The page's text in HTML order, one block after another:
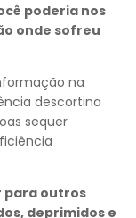
poderia nos
onde sofreu
na
descortina
sequer
para outros
deprimidos e